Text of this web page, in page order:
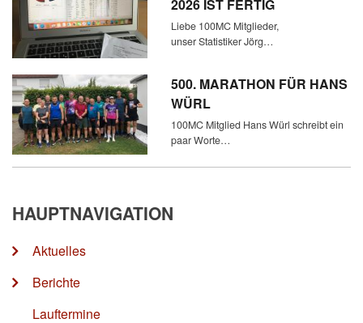
2026 IST FERTIG
Liebe 100MC Mitglieder,
unser Statistiker Jörg…
500. MARATHON FÜR HANS
WÜRL
100MC Mitglied Hans Würl schreibt ein
paar Worte…
HAUPTNAVIGATION
Aktuelles
Berichte
Lauftermine